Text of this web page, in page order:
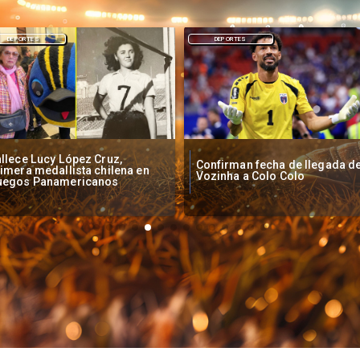
fecha de llegada de
a Colo Colo
DEPORTES
Inauguración Juegos
Centroamericanos y del
Horario y Canal
DEPORTES